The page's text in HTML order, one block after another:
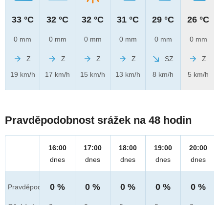
33 °C
0 mm
Z
19 km/h
32 °C
0 mm
Z
17 km/h
32 °C
0 mm
Z
15 km/h
31 °C
0 mm
Z
13 km/h
29 °C
0 mm
SZ
8 km/h
26 °C
0 mm
Z
5 km/h
Pravděpodobnost srážek na 48 hodin
Pravděpod.
16:00
dnes
0 %
17:00
dnes
0 %
18:00
dnes
0 %
19:00
dnes
0 %
20:00
dnes
0 %